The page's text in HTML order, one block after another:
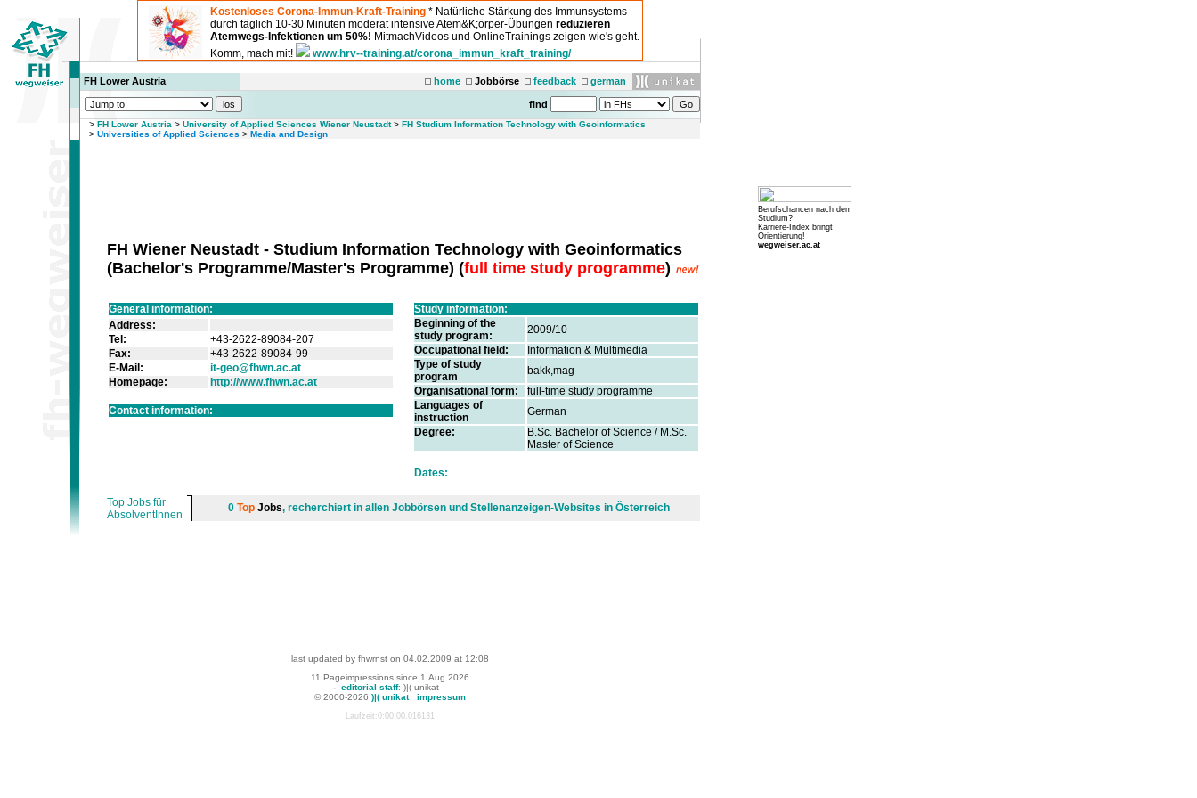
Kostenloses Corona-Immun-Kraft-Training * Natürliche Stärkung des Immunsystems
durch täglich 10-30 Minuten moderat intensive Atem&K;örper-Übungen reduzieren
Atemwegs-Infektionen um 50%! MitmachVideos und OnlineTrainings zeigen wie's geht.
Komm, mach mit!
www.hrv--training.at/corona_immun_kraft_training/
FH Lower Austria home Jobbörse feedback german
find
> FH Lower Austria > University of Applied Sciences Wiener Neustadt> FH Studium Information Technology with Geoinformatics
> Universities of Applied Sciences > Media and Design
FH Wiener Neustadt - Studium Information Technology with Geoinformatics
(Bachelor's Programme/Master's Programme) (full time study programme)
General information:
Address:
Tel:
+43-2622-89084-207
Fax:
+43-2622-89084-99
E-Mail:
it-geo@fhwn.ac.at
Homepage:
http://www.fhwn.ac.at
Contact information:
Study information:
Beginning of the
study program:
2009/10
Occupational field:
Information & Multimedia
Type of study
program
bakk,mag
Organisational form:
full-time study programme
Languages of
instruction
German
Degree:
B.Sc. Bachelor of Science / M.Sc.
Master of Science
Dates:
Top Jobs für
AbsolventInnen
0 TopJobs, recherchiert in allen Jobbörsen und Stellenanzeigen-Websites in Österreich
last updated by fhwrnst on 04.02.2009 at 12:08
11 Pageimpressions since 1.Aug.2026
- editorial staff: )|( unikat
© 2000-2026 )|( unikat impressum
Laufzeit:0:00:00.016131
Berufschancen nach dem
Studium?
Karriere-Index bringt
Orientierung!
wegweiser.ac.at